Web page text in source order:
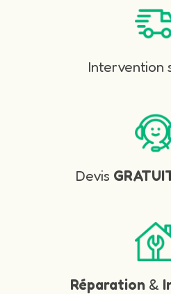
Intervention
Devis
Réparation &